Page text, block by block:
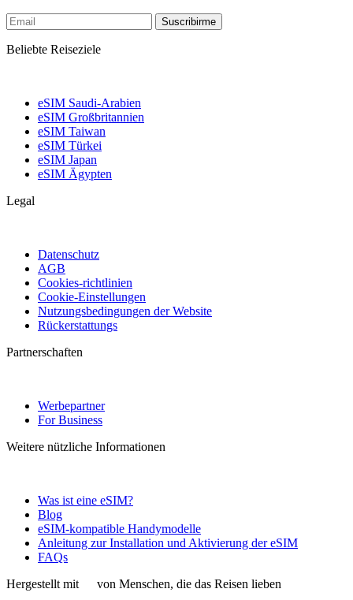
Suscribirme
Beliebte Reiseziele
eSIM Saudi-Arabien
eSIM Großbritannien
eSIM Taiwan
eSIM Türkei
eSIM Japan
eSIM Ägypten
Legal
Datenschutz
AGB
Cookies-richtlinien
Cookie-Einstellungen
Nutzungsbedingungen der Website
Rückerstattungs
Partnerschaften
Werbepartner
For Business
Weitere nützliche Informationen
Was ist eine eSIM?
Blog
eSIM-kompatible Handymodelle
Anleitung zur Installation und Aktivierung der eSIM
FAQs
Hergestellt mit
von Menschen, die das Reisen lieben